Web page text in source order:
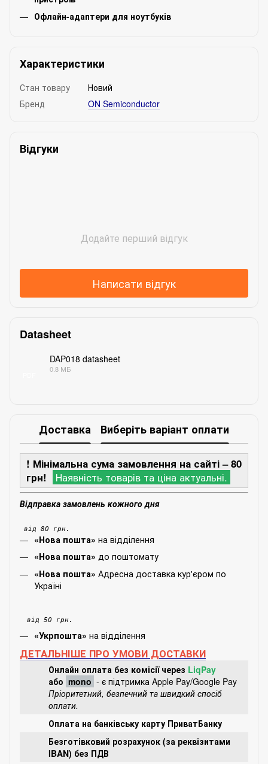
Офлайн-адаптери для ноутбуків
Характеристики
Стан товару
Новий
Бренд
ON Semiconductor
Відгуки
Додайте перший відгук
Написати відгук
Datasheet
DAP018 datasheet
0.8 МБ
Доставка Виберіть варіант оплати
! Мінімальна сума замовлення на сайті – 80
грн!
Наявність товарів та ціна актуальні.
Відправка замовлень кожного дня
від 80 грн.
«Нова пошта» на відділення
«Нова пошта» до поштомату
«Нова пошта» Адресна доставка кур'єром по
Україні
від 50 грн.
«Укрпошта» на відділення
ДЕТАЛЬНІШЕ ПРО УМОВИ ДОСТАВКИ
Онлайн оплата без комісії через LiqPay
або mono - є підтримка Apple Pay/Google Pay
Пріоритетний, безпечний та швидкий спосіб
оплати.
Оплата на банківську карту ПриватБанку
Безготівковий розрахунок (за реквізитами
IBAN) без ПДВ